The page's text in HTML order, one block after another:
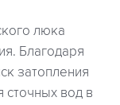
люка
Благодаря
затопления
сточных вод в